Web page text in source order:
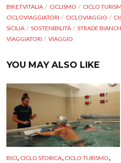
BIKETVITALIA
CICLISMO CICLO
CICLOVIAGGIATORI
CICLOVIAGGIO
SICILIA
SOSTENIBILITÀ STRADE
VIAGGIATORI
VIAGGIO
YOU MAY ALSO LIKE
BICI, CICLO STORICA, CICLO TURISMO,